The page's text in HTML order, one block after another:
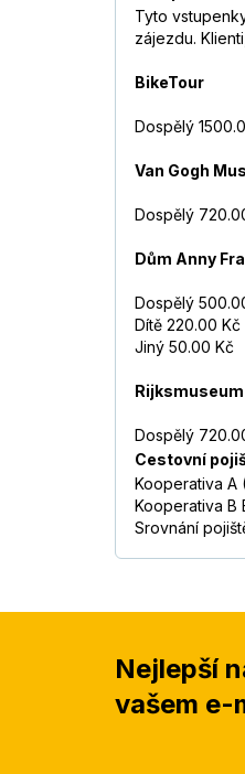
Tyto
zájezdu.
BikeTour
Dospělý
Van Gogh
Dospělý
Dům Anny
Dospělý
Dítě 220.00 Kč
Jiný 50.00 Kč
Rijksmuseum
Dospělý
Cestovní
Kooperativa A
Kooperativa B
Srovnání
Nejlepší
vašem e-